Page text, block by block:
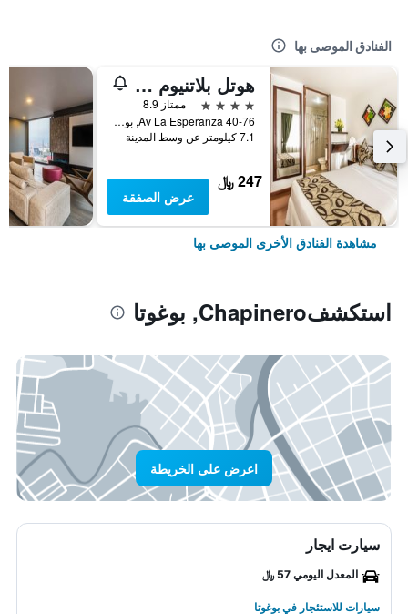
الفنادق الموصى بها
هوتل بلاتنيوم سويت
4 نجوم
ممتاز 8.9
Av La Esperanza 40-76, بوغوتا, كولومبيا
7.1 كيلومتر عن وسط المدينة
247 ﷼
عرض الصفقة
مشاهدة الفنادق الأخرى الموصى بها
استكشفChapinero, بوغوتا
اعرض على الخريطة
سيارت ايجار
المعدل اليومي 57 ﷼
سيارات للاستئجار في بوغوتا